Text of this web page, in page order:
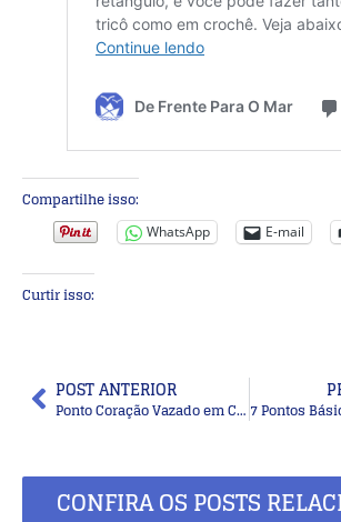
Compartilhe isso:
WhatsApp E-mail
Curtir isso:
POST ANTERIOR
Ponto Coração Vazado em Crochê: Passo a Passo Fácil com Fotos e Gráfico
CONFIRA OS POSTS